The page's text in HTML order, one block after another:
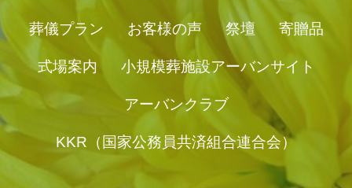
葬儀プラン お客様の声 祭壇 寄贈品
式場案内 小規模葬施設アーバンサイト
アーバンクラブ
KKR（国家公務員共済組合連合会）